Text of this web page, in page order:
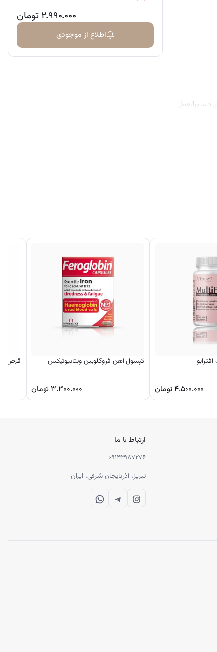
بخوانید و طبق دستورالعمل
۲.۹۹۰.۰۰۰تومان
اطلاع از موجودی
۴.۵۰۰.۰۰۰ تومان
کپسول اهن فروگلوبین ویتابیوتیکس
۳.۳۰۰.۰۰۰ تومان
قرص
ارتباط با ما
۰۹۱۴۲۹۸۷۲۷۶
تبریز، آذربایجان شرقی، ایران
Instagram
Telegram
WhatsApp